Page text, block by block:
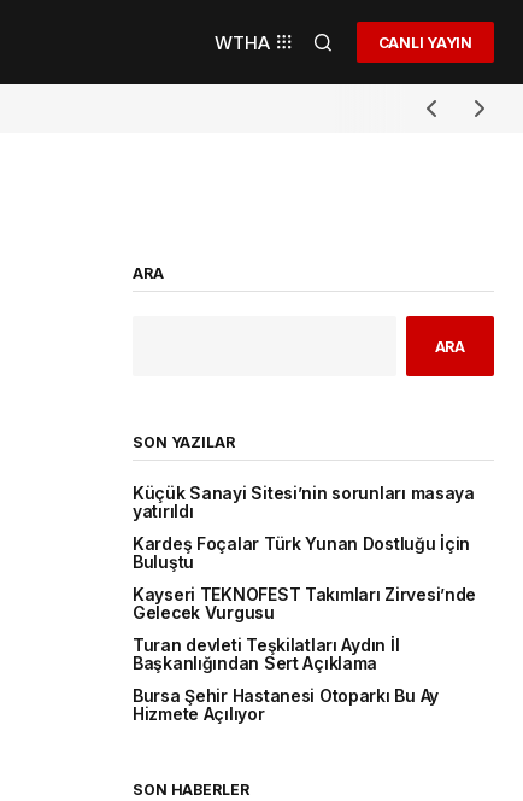
WTHA CANLI YAYIN
ARA
ARA
SON YAZILAR
Küçük Sanayi Sitesi’nin sorunları masaya
yatırıldı
Kardeş Foçalar Türk Yunan Dostluğu İçin
Buluştu
Kayseri TEKNOFEST Takımları Zirvesi’nde
Gelecek Vurgusu
Turan devleti Teşkilatları Aydın İl
Başkanlığından Sert Açıklama
Bursa Şehir Hastanesi Otoparkı Bu Ay
Hizmete Açılıyor
SON HABERLER